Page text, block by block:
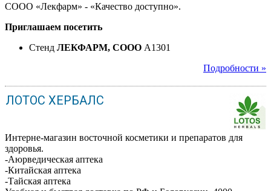
СООО «Лекфарм» - «Качество доступно».
Приглашаем посетить
Стенд ЛЕКФАРМ, СООО A1301
Подробности »
ЛОТОС ХЕРБАЛС
Интерне-магазин восточной косметики и препаратов для
здоровья.
-Аюрведическая аптека
-Китайская аптека
-Тайская аптека